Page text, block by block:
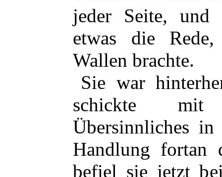
jeder Seite,
etwas die
Wallen brachte.
Sie war
schickte mit
Übersinnliches
Handlung fortan
befiel sie jetzt